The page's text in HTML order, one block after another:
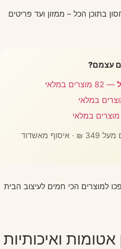
בתוכן הכל – ממזון ועד פריטים
עצמם?
— 82 מוצרים במלאי
הכול במלאי · משלוח חינם מעל 349 ₪ · איסוף מאשדוד
למוצרים הכי חמים לעיצוב הבית
ואיכותיות